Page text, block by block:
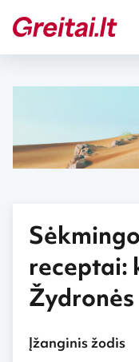
receptai:
Įžanginis žodis